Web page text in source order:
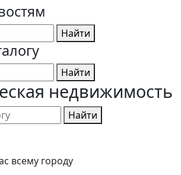
Найти
Найти
недвижимость
Найти